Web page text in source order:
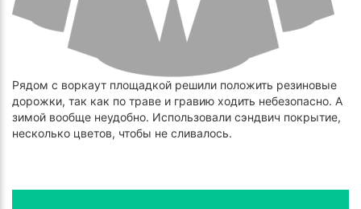
Рядом с воркаут площадкой решили положить резиновые
дорожки, так как по траве и гравию ходить небезопасно. А
зимой вообще неудобно. Использовали сэндвич покрытие,
несколько цветов, чтобы не сливалось.